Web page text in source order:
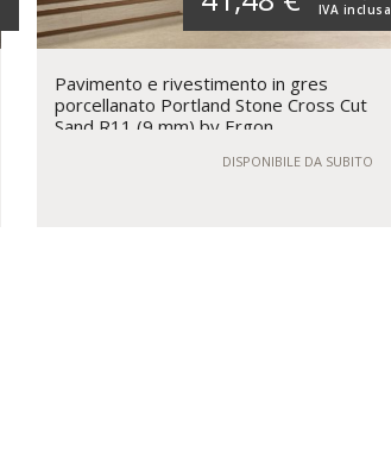
IVA inclusa
Pavimento e rivestimento in gres
porcellanato Portland Stone Cross Cut
Sand R11 (9 mm) by Ergon
DISPONIBILE DA SUBITO